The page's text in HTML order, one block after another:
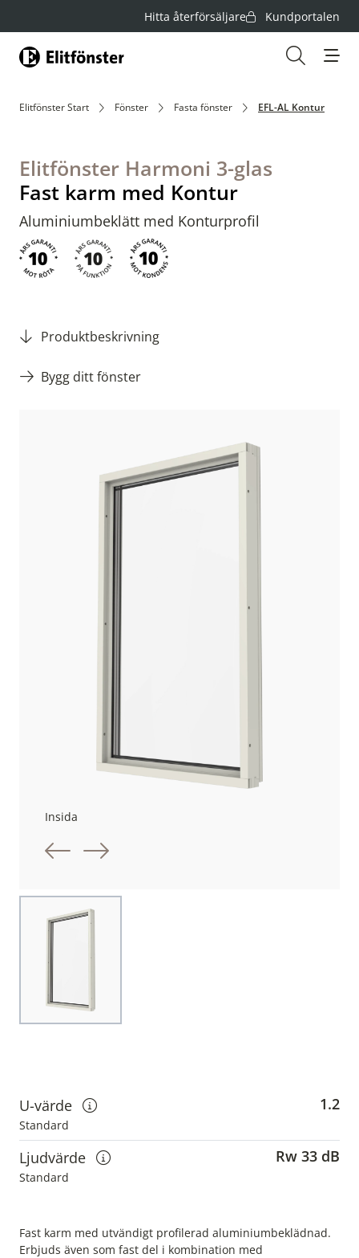
Hitta återförsäljare Kundportalen
Hem
Elitfönster Start Fönster Fasta fönster EFL-AL Kontur
Elitfönster Harmoni 3-glas
Fast karm med Kontur
Aluminiumbeklätt med Konturprofil
Produktbeskrivning
Bygg ditt fönster
Föregående bild
Nästa bild
Insida
Choose image
U-värde
Visa information om u-värden
Standard
1.2
Ljudvärde
Visa information om ljudvärden
Standard
Rw 33 dB
Fast karm med utvändigt profilerad aluminiumbeklädnad.
Erbjuds även som fast del i kombination med